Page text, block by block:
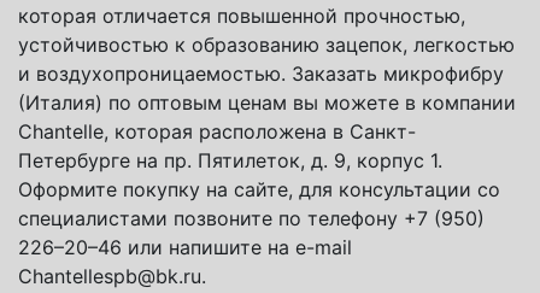
которая отличается повышенной прочностью,
устойчивостью к образованию зацепок, легкостью
и воздухопроницаемостью. Заказать микрофибру
(Италия) по оптовым ценам вы можете в компании
Chantelle, которая расположена в Санкт-
Петербурге на пр. Пятилеток, д. 9, корпус 1.
Оформите покупку на сайте, для консультации со
специалистами позвоните по телефону +7 (950)
226–20–46 или напишите на e-mail
Chantellespb@bk.ru.